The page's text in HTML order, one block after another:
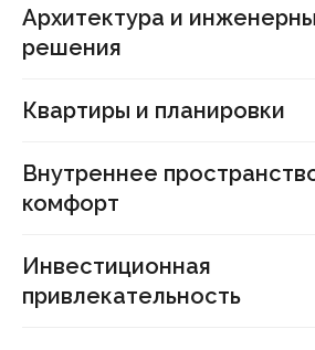
Архитектура и
решения
Квартиры и планировки
Внутреннее
комфорт
Инвестиционная
привлекательность